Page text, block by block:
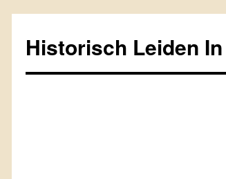
Historisch Leiden